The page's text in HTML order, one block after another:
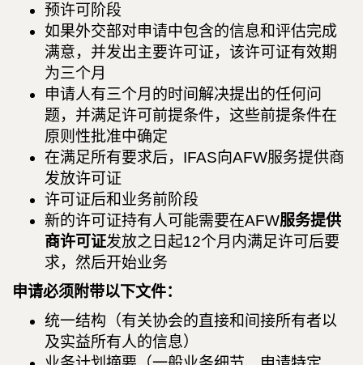
预许可阶段
如果外交部对申请中包含的信息和评估完成
满意，并发出主要许可证，该许可证有效期
为三个月
申请人有三个月的时间解决提出的任何问
题，并满足许可前提条件，这些前提条件在
原则性批准中确定
在满足所有要求后，IFAS向AFW服务提供商
发放许可证
许可证后和业务前阶段
新的许可证持有人可能需要在AFW服务提供
商许可证发放之日起12个月内满足许可后要
求，然后开始业务
申请必须附带以下文件：
统一结构（有关协会的直接和间接所有者以
及实益所有人的信息）